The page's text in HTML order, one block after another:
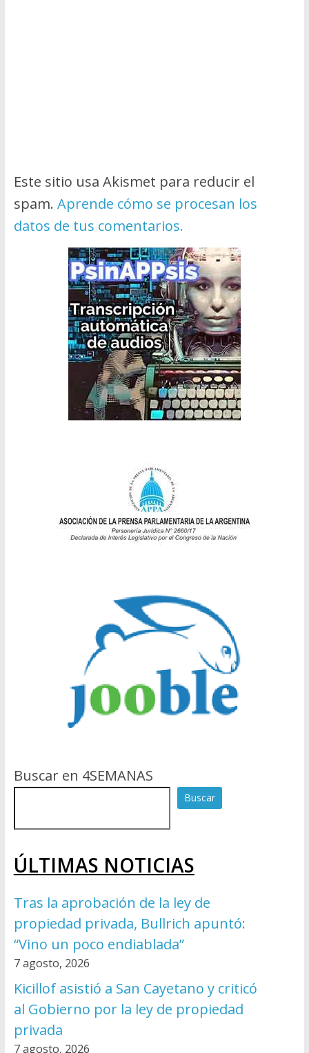
Este sitio usa Akismet para reducir el
spam. Aprende cómo se procesan los
datos de tus comentarios.
Buscar en 4SEMANAS
Buscar
ÚLTIMAS NOTICIAS
Tras la aprobación de la ley de
propiedad privada, Bullrich apuntó:
“Vino un poco endiablada”
7 agosto, 2026
Kicillof asistió a San Cayetano y criticó
al Gobierno por la ley de propiedad
privada
7 agosto, 2026